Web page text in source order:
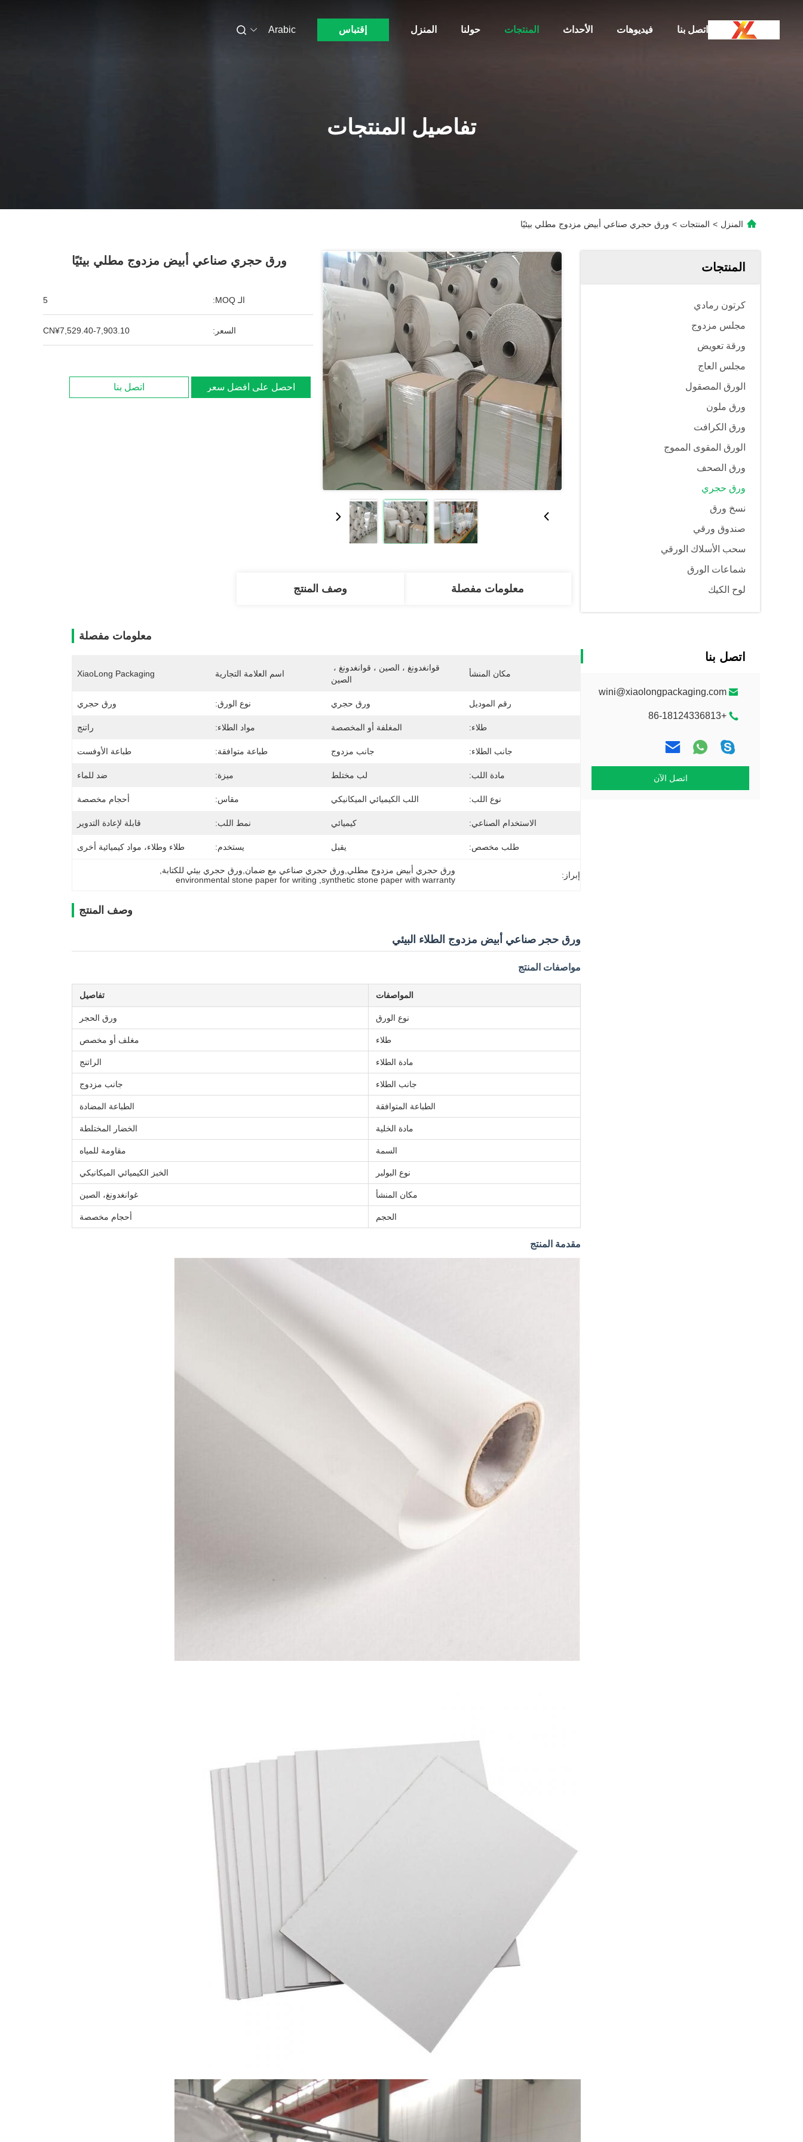
المنزل حولنا المنتجات الأحداث فيديوهات اتصل بنا إقتباس Arabic
تفاصيل المنتجات
المنزل > المنتجات > ورق حجري صناعي أبيض مزدوج مطلي بيئيًا
المنتجات
كرتون رمادي
مجلس مزدوج
ورقة تعويض
مجلس العاج
الورق المصقول
ورق ملون
ورق الكرافت
الورق المقوى المموج
ورق الصحف
ورق حجري
نسخ ورق
صندوق ورقي
سحب الأسلاك الورقي
شماعات الورق
لوح الكيك
اتصل بنا
wini@xiaolongpackaging.com
+86-18124336813
اتصل الآن
ورق حجري صناعي أبيض مزدوج مطلي بيئيًا
الـ MOQ: 5
السعر: CN¥7,529.40-7,903.10
احصل على أفضل سعر اتصل بنا
معلومات مفصلة وصف المنتج
معلومات مفصلة
مكان المنشأ
الصين
اسم العلامة التجارية XiaoLong Packaging
رقم الموديل ورق حجري نوع الورق: ورق حجري
طلاء: المغلفة أو المخصصة مواد الطلاء: راتنج
جانب الطلاء: جانب مزدوج طباعة متوافقة: طباعة الأوفست
مادة اللب: لب مختلط ميزة: ضد للماء
نوع اللب: اللب الكيميائي الميكانيكي مقاس: أحجام مخصصة
الاستخدام الصناعي: كيميائي نمط اللب: قابلة لإعادة التدوير
طلب مخصص: يقبل يستخدم: طلاء وطلاء، مواد كيميائية أخرى
إبراز: ورق حجري أبيض مزدوج مطلي,ورق حجري صناعي مع ضمان,ورق حجري بيئي للكتابة
synthetic stone paper with warranty
environmental stone paper for writing
وصف المنتج
ورق حجر صناعي أبيض مزدوج الطلاء البيئي
مواصفات المنتج
المواصفات تفاصيل
نوع الورق ورق الحجر
طلاء مغلف أو مخصص
مادة الطلاء الراتنج
جانب الطلاء جانب مزدوج
الطباعة المتوافقة الطباعة المضادة
مادة الخلية الخضار المختلطة
السمة مقاومة للمياه
نوع البولبر الخبز الكيميائي الميكانيكي
مكان المنشأ غوانغدونغ، الصين
الحجم أحجام مخصصة
مقدمة المنتج